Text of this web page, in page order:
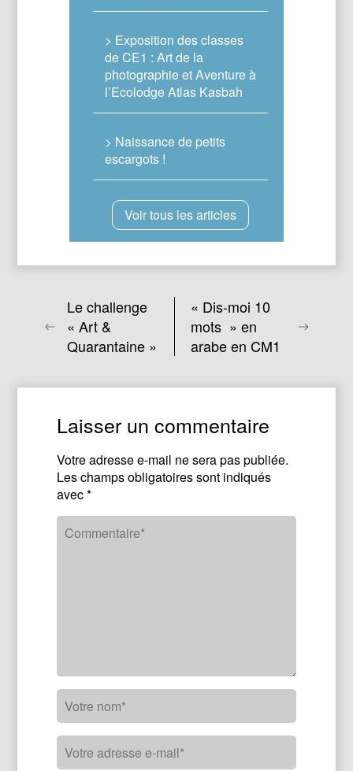
> Exposition des classes
de CE1 : Art de la
photographie et Aventure à
l’Ecolodge Atlas Kasbah
> Naissance de petits
escargots !
Voir tous les articles
Le challenge
« Art &
Quarantaine »
« Dis-moi 10
mots » en
arabe en CM1
Laisser un commentaire
Votre adresse e-mail ne sera pas publiée.
Les champs obligatoires sont indiqués
avec*